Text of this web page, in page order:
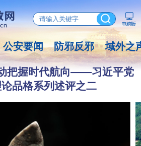
公安要闻 防邪反邪 域外之
把握时代航向——习近平党
品格系列述评之二